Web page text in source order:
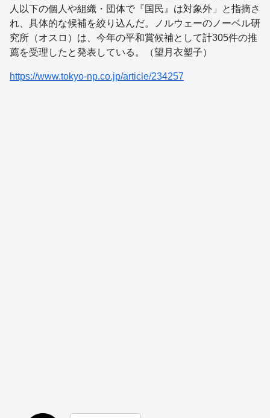
人以下の個人や組織・団体で『国民』は対象外」と指摘さ
れ、具体的な候補を絞り込んだ。ノルウェーのノーベル研
究所（オスロ）は、今年の平和賞候補として計305件の推
薦を受理したと発表している。（望月衣塑子）
https://www.tokyo-np.co.jp/article/234257